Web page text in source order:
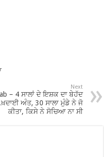
Next
– 4 ਸਾਲਾਂ ਦੇ ਇਸ਼ਕ ਦਾ ਬੇਹੱਦ
ਅੰਤ, 30 ਸਾਲਾ ਮੁੰਡੇ ਨੇ ਜੋ
ਕੀਤਾ, ਕਿਸੇ ਨੇ ਸੋਚਿਆ ਨਾ ਸੀ